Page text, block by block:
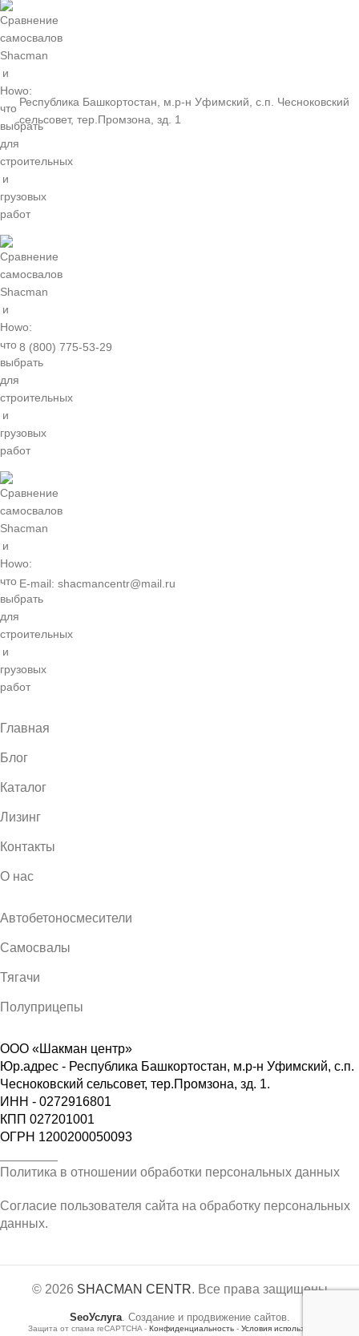
Республика Башкортостан, м.р-н Уфимский, с.п. Чесноковский
сельсовет, тер.Промзона, зд. 1
8 (800) 775-53-29
E-mail: shacmancentr@mail.ru
Главная
Блог
Каталог
Лизинг
Контакты
О нас
Автобетоносмесители
Самосвалы
Тягачи
Полуприцепы
ООО «Шакман центр»
Юр.адрес - Республика Башкортостан, м.р-н Уфимский, с.п.
Чесноковский сельсовет, тер.Промзона, зд. 1.
ИНН - 0272916801
КПП 027201001
ОГРН 1200200050093
Политика в отношении обработки персональных данных
Согласие пользователя сайта на обработку персональных
данных.
© 2026 SHACMAN CENTR. Все права защищены
SeoУслуга. Создание и продвижение сайтов.
Защита от спама reCAPTCHA - Конфиденциальность- Условия использования